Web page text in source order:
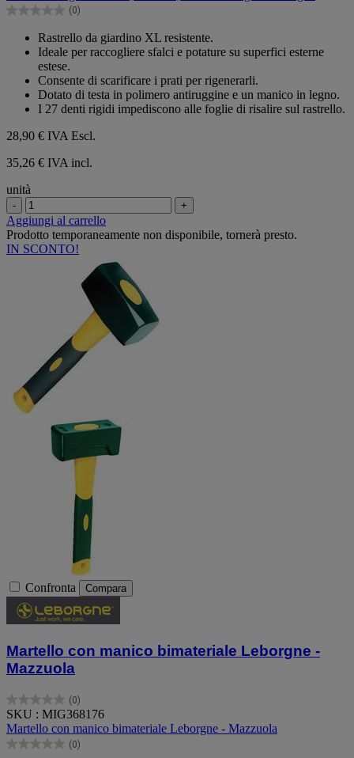
stelle.
(0)
0.0
stelle.
Rastrello da giardino XL resistente.
Ideale per raccogliere sfalci e potature su superfici esterne
estese.
Consente di scarificare i prati per rigenerarli.
Dotato di testa in polimero antiruggine e un manico in legno.
I 27 denti rigidi impediscono alle foglie di risalire sul rastrello.
28,90 € IVA Escl.
35,26 € IVA incl.
unità
- +
Aggiungi al carrello
Prodotto temporaneamente non disponibile, tornerà presto.
IN SCONTO!
Confronta Compara
Martello con manico bimateriale Leborgne -
Mazzuola
(0)
0.0
su
5
stelle.
SKU : MIG368176
Martello con manico bimateriale Leborgne - Mazzuola
(0)
0.0